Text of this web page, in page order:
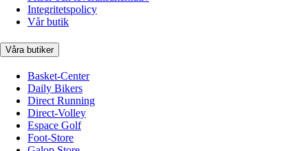
Integritetspolicy
Vår butik
Våra butiker
Basket-Center
Daily Bikers
Direct Running
Direct-Volley
Espace Golf
Foot-Store